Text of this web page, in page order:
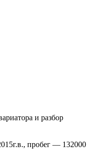
и разбор
пробег — 132000